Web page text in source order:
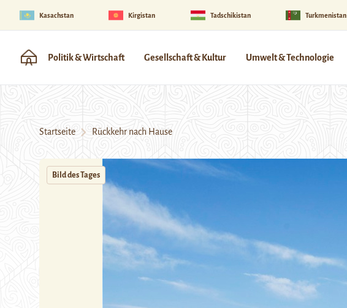
Kasachstan Kirgistan Tadschikistan Turkmenistan
Politik & Wirtschaft Gesellschaft & Kultur Umwelt & Technologie
Startseite Rückkehr nach Hause
Bild des Tages